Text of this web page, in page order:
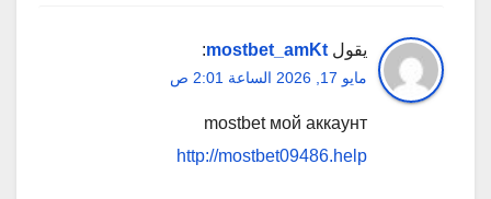
يقول mostbet_amKt
:
مايو 17, 2026 الساعة 2:01 ص
mostbet мой аккаунт
http://mostbet09486.help